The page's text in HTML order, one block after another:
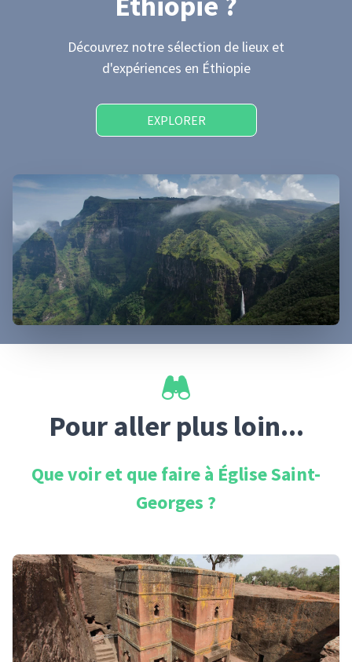
Découvrez notre sélection de lieux et
d'expériences en Éthiopie
EXPLORER
Pour aller plus loin...
Que voir et que faire à Église Saint-
Georges ?